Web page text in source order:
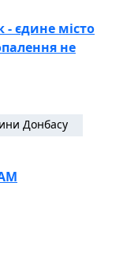
єдине місто
не
Донбасу